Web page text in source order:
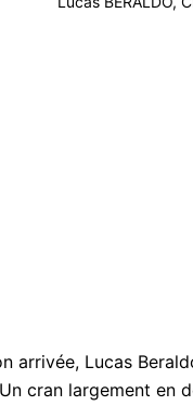
arrivée, Lucas
cran largement en